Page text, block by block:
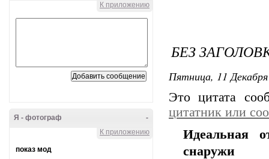
К приложению
-
Я - фотограф
К приложению
показ мод
БЕЗ
Пятница, 11
Это цитата
цитатник или
Идеальная
снаружи